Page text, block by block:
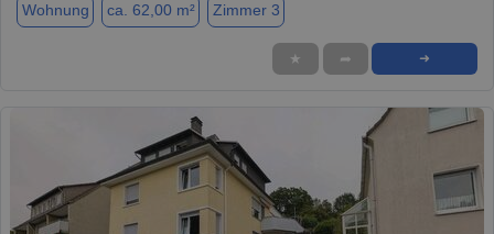
Wohnung ca. 62,00 m² Zimmer 3
★ ➦ ➜